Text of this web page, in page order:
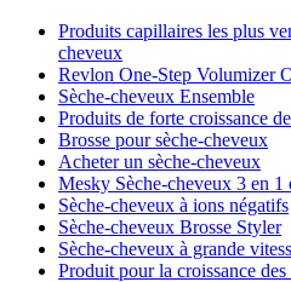
Produits capillaires les plus
cheveux
Revlon One-Step Volumizer
Sèche-cheveux Ensemble
Produits de forte croissance
Brosse pour sèche-cheveux
Acheter un sèche-cheveux
Mesky Sèche-cheveux 3 en 1
Sèche-cheveux à ions négatifs
Sèche-cheveux Brosse Styler
Sèche-cheveux à grande
Produit pour la croissance